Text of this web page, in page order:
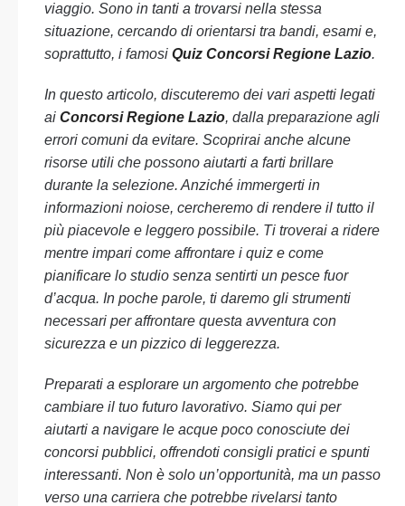
viaggio. Sono in tanti a trovarsi nella stessa
situazione, cercando di orientarsi tra bandi, esami e,
soprattutto, i famosi Quiz Concorsi Regione Lazio.
In questo articolo, discuteremo dei vari aspetti legati
ai Concorsi Regione Lazio, dalla preparazione agli
errori comuni da evitare. Scoprirai anche alcune
risorse utili che possono aiutarti a farti brillare
durante la selezione. Anziché immergerti in
informazioni noiose, cercheremo di rendere il tutto il
più piacevole e leggero possibile. Ti troverai a ridere
mentre impari come affrontare i quiz e come
pianificare lo studio senza sentirti un pesce fuor
d’acqua. In poche parole, ti daremo gli strumenti
necessari per affrontare questa avventura con
sicurezza e un pizzico di leggerezza.
Preparati a esplorare un argomento che potrebbe
cambiare il tuo futuro lavorativo. Siamo qui per
aiutarti a navigare le acque poco conosciute dei
concorsi pubblici, offrendoti consigli pratici e spunti
interessanti. Non è solo un’opportunità, ma un passo
verso una carriera che potrebbe rivelarsi tanto